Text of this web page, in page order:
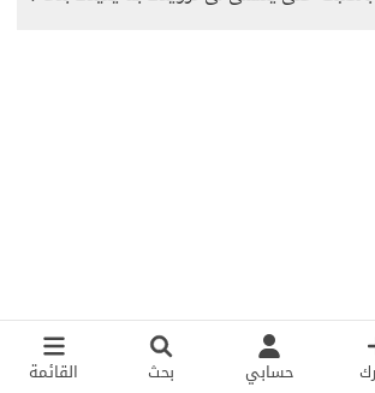
حسابي بحث القائمة